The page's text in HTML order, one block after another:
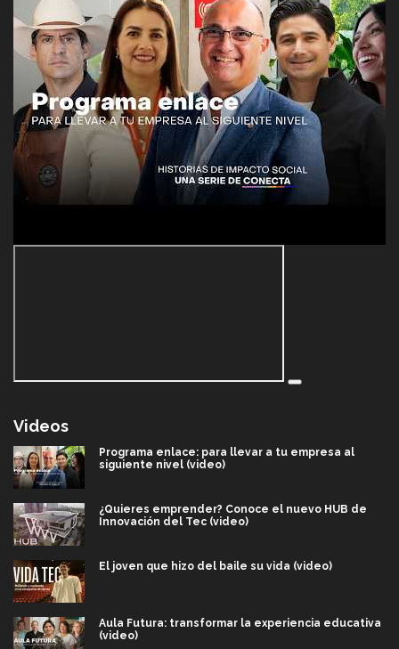
Videos
Programa enlace: para llevar a tu empresa al
siguiente nivel (video)
¿Quieres emprender? Conoce el nuevo HUB de
Innovación del Tec (video)
El joven que hizo del baile su vida (video)
Aula Futura: transformar la experiencia educativa
(video)